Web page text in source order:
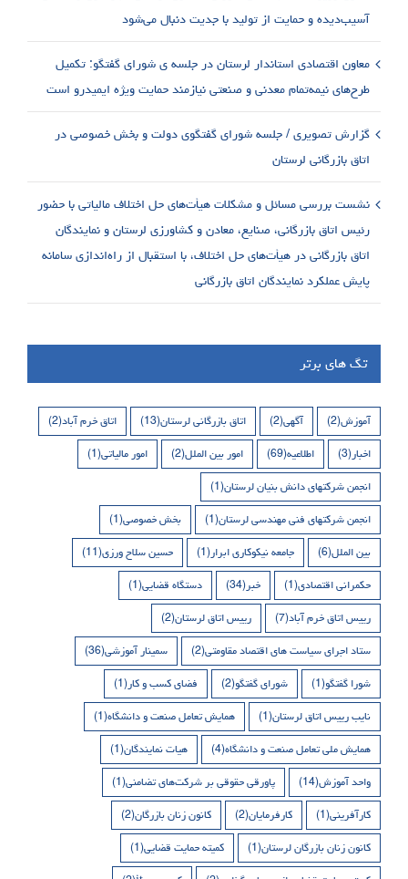
آسیب‌دیده و حمایت از تولید با جدیت دنبال می‌شود
معاون اقتصادی استاندار لرستان در جلسه ی شورای گفتگو: تکمیل
طرح‌های نیمه‌تمام معدنی و صنعتی نیازمند حمایت ویژه ایمیدرو است
گزارش تصویری / جلسه شورای گفتگوی دولت و بخش خصوصی در
اتاق بازرگانی لرستان
نشست بررسی مسائل و مشکلات هیأت‌های حل اختلاف مالیاتی با حضور
رئیس اتاق بازرگانی، صنایع، معادن و کشاورزی لرستان و نمایندگان
اتاق بازرگانی در هیأت‌های حل اختلاف، با استقبال از راه‌اندازی سامانه
پایش عملکرد نمایندگان اتاق بازرگانی
تگ های برتر
آموزش(2) آگهی(2) اتاق بازرگانی لرستان(13) اتاق خرم آباد(2)
اخبار(3) اطلاعیه(69) امور بین الملل(2) امور مالیاتی(1)
انجمن شرکتهای دانش بنیان لرستان(1)
انجمن شرکتهای فنی مهندسی لرستان(1) بخش خصوصی(1)
بین الملل(6) جامعه نیکوکاری ابرار(1) حسین سلاح ورزی(11)
حکمرانی اقتصادی(1) خبر(34) دستگاه قضایی(1)
رییس اتاق خرم آباد(7) رییس اتاق لرستان(2)
ستاد اجرای سیاست های اقتصاد مقاومتی(2) سمینار آموزشی(36)
شورا گفتگو(1) شورای گفتگو(2) فضای کسب و کار(1)
نایب رییس اتاق لرستان(1) همایش تعامل صنعت و دانشگاه(1)
همایش ملی تعامل صنعت و دانشگاه(4) هیات نمایندگان(1)
واحد آموزش(14) پاورقی حقوقی بر شرکت‌های تضامنی(1)
کارآفرینی(1) کارفرمایان(2) کانون زنان بازرگان(2)
کانون زنان بازرگان لرستان(1) کمیته حمایت قضایی(1)